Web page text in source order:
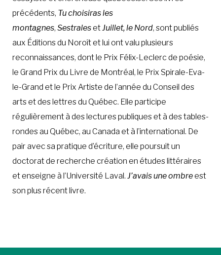
précédents, Tu choisiras les
montagnes, SestralesetJuillet, le Nord, sont publiés
aux Éditions du Noroît et lui ont valu plusieurs
reconnaissances, dont le Prix Félix-Leclerc de poésie,
le Grand Prix du Livre de Montréal, le Prix Spirale-Eva-
le-Grand et le Prix Artiste de l’année du Conseil des
arts et des lettres du Québec. Elle participe
régulièrement à des lectures publiques et à des tables-
rondes au Québec, au Canada et à l’international. De
pair avec sa pratique d’écriture, elle poursuit un
doctorat de recherche création en études littéraires
et enseigne à l’Université Laval. J’avais une ombreest
son plus récent livre.